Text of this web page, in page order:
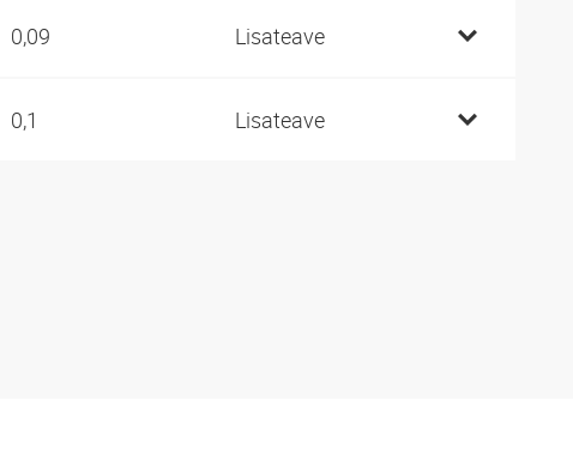
0,09 Lisateave
0,1 Lisateave